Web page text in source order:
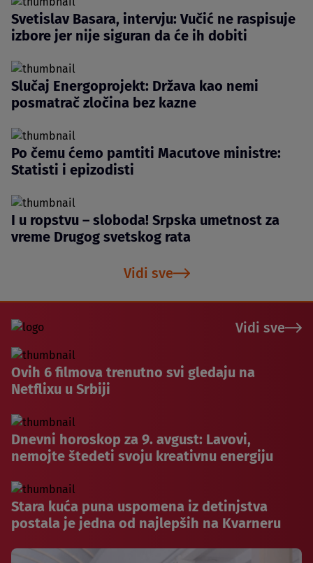
Svetislav Basara, intervju: Vučić ne raspisuje
izbore jer nije siguran da će ih dobiti
Slučaj Energoprojekt: Država kao nemi
posmatrač zločina bez kazne
Po čemu ćemo pamtiti Macutove ministre:
Statisti i epizodisti
I u ropstvu – sloboda! Srpska umetnost za
vreme Drugog svetskog rata
Vidi sve
Vidi sve
Ovih 6 filmova trenutno svi gledaju na
Netflixu u Srbiji
Dnevni horoskop za 9. avgust: Lavovi,
nemojte štedeti svoju kreativnu energiju
Stara kuća puna uspomena iz detinjstva
postala je jedna od najlepših na Kvarneru